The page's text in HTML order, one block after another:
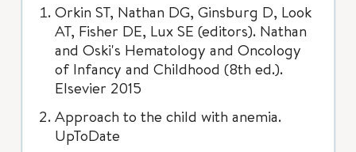
Orkin ST, Nathan DG, Ginsburg D, Look
AT, Fisher DE, Lux SE (editors). Nathan
and Oski's Hematology and Oncology
of Infancy and Childhood (8th ed.).
Elsevier 2015
Approach to the child with anemia.
UpToDate